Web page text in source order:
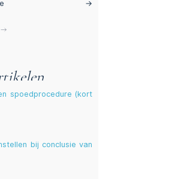
→
spoedprocedure (kort
bij conclusie van